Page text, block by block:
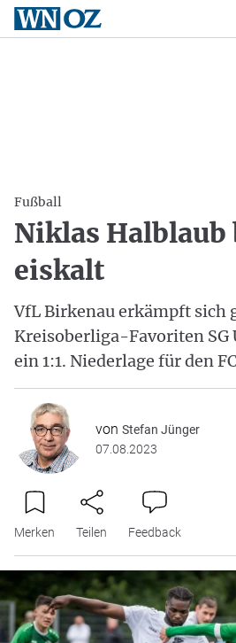
Fußball
Niklas
eiskalt
VfL Birkenau erkämpft sich
Kreisoberliga-Favoriten
ein 1:1. Niederlage für den
von Stefan Jünger
07.08.2023
Merken Teilen Feedback